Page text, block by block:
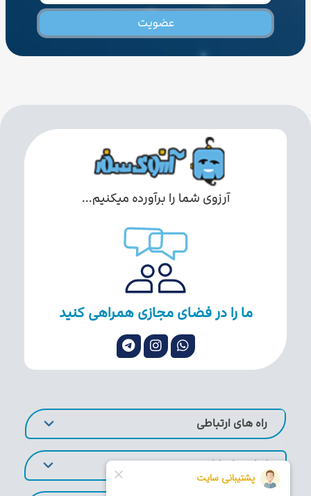
عضویت
آرزوی شما را برآورده میکنیم...
ما را در فضای مجازی همراهی کنید
راه های ارتباطی
لینک های کاربردی